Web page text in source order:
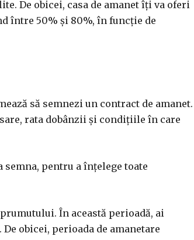
De obicei, casa de amanet îți va oferi
între 50% și 80%, în funcție de
să semnezi un contract de amanet.
rata dobânzii și condițiile în care
pentru a înțelege toate
În această perioadă, ai
obicei, perioada de amanetare